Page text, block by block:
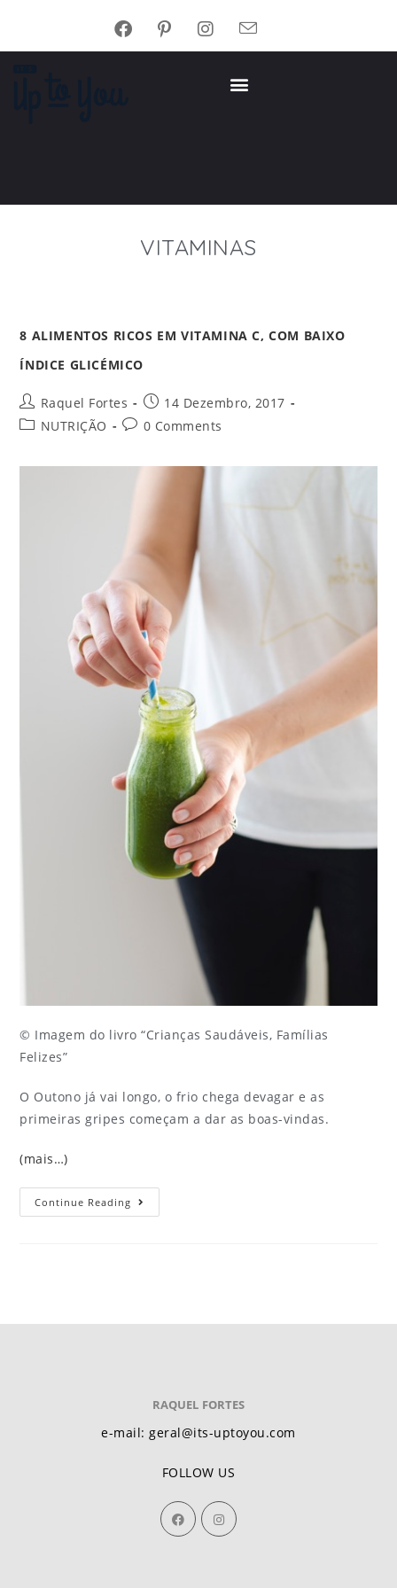
VITAMINAS
8 ALIMENTOS RICOS EM VITAMINA C, COM BAIXO
ÍNDICE GLICÉMICO
Raquel Fortes
14 Dezembro, 2017
NUTRIÇÃO
0 Comments
© Imagem do livro “Crianças Saudáveis, Famílias
Felizes”
O Outono já vai longo, o frio chega devagar e as
primeiras gripes começam a dar as boas-vindas.
(mais…)
Continue Reading
RAQUEL FORTES
e-mail: geral@its-uptoyou.com
FOLLOW US